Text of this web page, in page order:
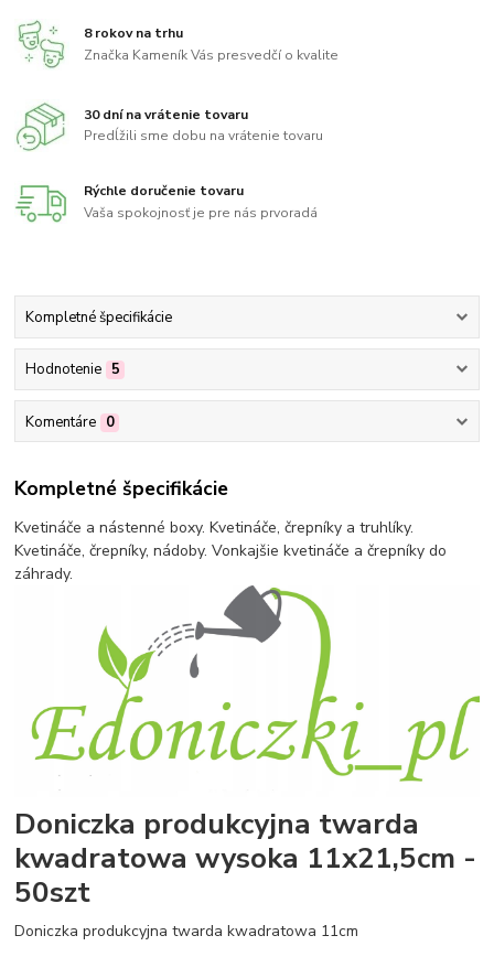
8 rokov na trhu
Značka Kameník Vás presvedčí o kvalite
30 dní na vrátenie tovaru
Predĺžili sme dobu na vrátenie tovaru
Rýchle doručenie tovaru
Vaša spokojnosť je pre nás prvoradá
Kompletné špecifikácie
Hodnotenie 5
Komentáre 0
Kompletné špecifikácie
Kvetináče a nástenné boxy. Kvetináče, črepníky a truhlíky.
Kvetináče, črepníky, nádoby. Vonkajšie kvetináče a črepníky do
záhrady.
Doniczka produkcyjna twarda
kwadratowa wysoka 11x21,5cm -
50szt
Doniczka produkcyjna twarda kwadratowa 11cm